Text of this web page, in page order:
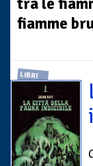
fiamme
LIBRI